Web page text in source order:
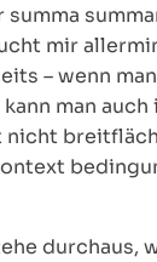
summa
mir
– wenn
man
nicht
durchaus,